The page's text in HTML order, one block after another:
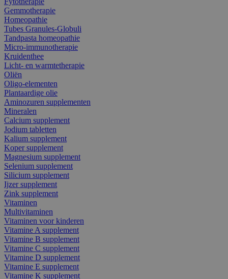
Gemmotherapie
Homeopathie
Tubes Granules-Globuli
Tandpasta homeopathie
Micro-immunotherapie
Kruidenthee
Licht- en warmtetherapie
Oliën
Oligo-elementen
Plantaardige olie
Aminozuren supplementen
Mineralen
Calcium supplement
Jodium tabletten
Kalium supplement
Koper supplement
Magnesium supplement
Selenium supplement
Silicium supplement
Ijzer supplement
Zink supplement
Vitaminen
Multivitaminen
Vitaminen voor kinderen
Vitamine A supplement
Vitamine B supplement
Vitamine C supplement
Vitamine D supplement
Vitamine E supplement
Vitamine K supplement